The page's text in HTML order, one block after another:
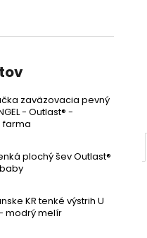
zaväzovacia pevný
- Outlast® -
farma
plochý šev Outlast®
KR tenké výstrih U
modrý melír